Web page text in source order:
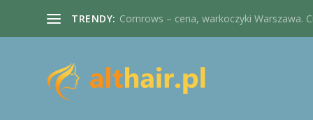
TRENDY: Cornrows – cena, warkoczyki Warszawa.